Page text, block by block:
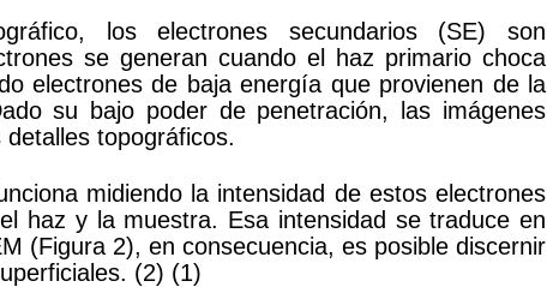
los electrones secundarios (SE) son
se generan cuando el haz primario choca
electrones de baja energía que provienen de la
su bajo poder de penetración, las imágenes
topográficos.
midiendo la intensidad de estos electrones
haz y la muestra. Esa intensidad se traduce en
(Figura 2), en consecuencia, es posible discernir
(2) (1)